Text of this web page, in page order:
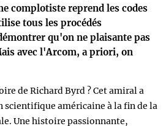
complotiste reprend les codes
tous les procédés
qu'on ne plaisante pas
avec l'Arcom, a priori, on
de Richard Byrd ? Cet amiral a
scientifique américaine à la fin de la
Une histoire passionnante,